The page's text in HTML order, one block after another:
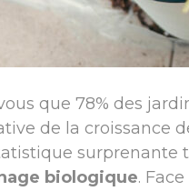
que 78% des
de la croissance
surprenante
biologique.